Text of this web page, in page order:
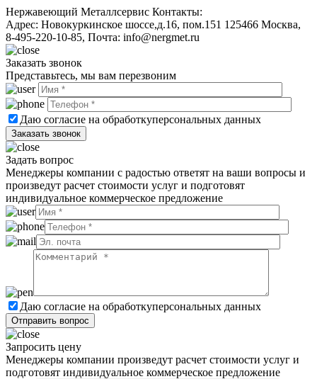
Нержавеющий Металлсервис Контакты:
Адрес: Новокуркинское шоссе,д.16, пом.151 125466 Москва,
8-495-220-10-85, Почта: info@nergmet.ru
Заказать звонок
Представьтесь, мы вам перезвоним
Даю согласие на обработкуперсональных данных
Задать вопрос
Менеджеры компании с радостью ответят на ваши вопросы и
произведут расчет стоимости услуг и подготовят
индивидуальное коммерческое предложение
Даю согласие на обработкуперсональных данных
Запросить цену
Менеджеры компании произведут расчет стоимости услуг и
подготовят индивидуальное коммерческое предложение